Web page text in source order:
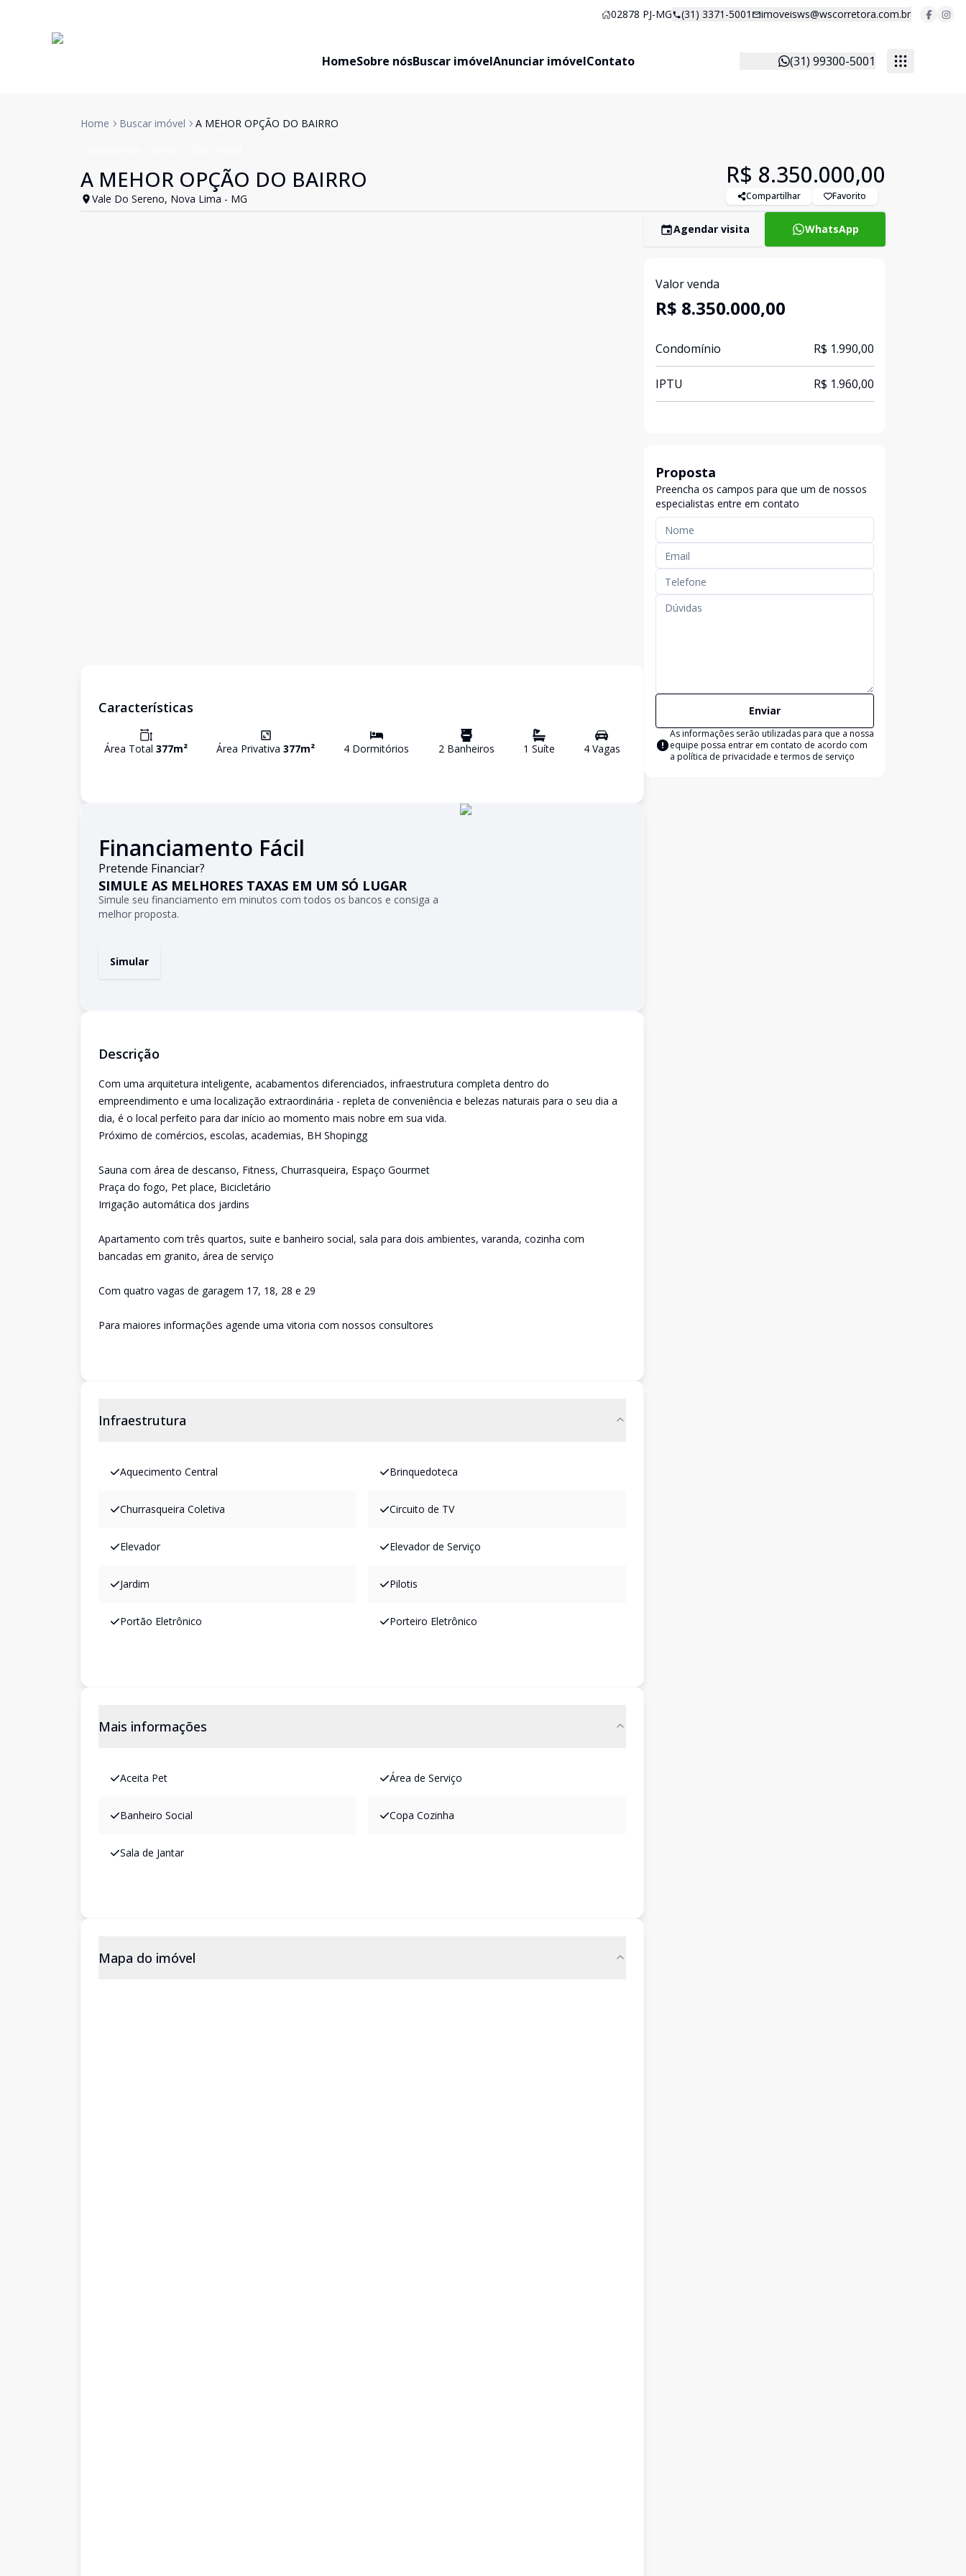
02878 PJ-MG (31) 3371-5001 imoveisws@wscorretora.com.br
HomeSobre nósBuscar imóvelAnunciar imóvelContato (31) 99300-5001
Home Buscar imóvel A MEHOR OPÇÃO DO BAIRRO
A MEHOR OPÇÃO DO BAIRRO
Vale Do Sereno, Nova Lima - MG
R$ 8.350.000,00
Compartilhar Favorito
Características
Área Total 377m² Área Privativa377m² 4 Dormitórios 2Banheiros 1 Suíte 4Vagas
Financiamento Fácil
Pretende Financiar?
SIMULE AS MELHORES TAXAS EM UM SÓ LUGAR
Simule seu financiamento em minutos com todos os bancos e consiga a
melhor proposta.
Simular
Descrição
Com uma arquitetura inteligente, acabamentos diferenciados, infraestrutura completa dentro do
empreendimento e uma localização extraordinária - repleta de conveniência e belezas naturais para o seu dia a
dia, é o local perfeito para dar início ao momento mais nobre em sua vida.
Próximo de comércios, escolas, academias, BH Shopingg
Sauna com área de descanso, Fitness, Churrasqueira, Espaço Gourmet
Praça do fogo, Pet place, Bicicletário
Irrigação automática dos jardins
Apartamento com três quartos, suite e banheiro social, sala para dois ambientes, varanda, cozinha com
bancadas em granito, área de serviço
Com quatro vagas de garagem 17, 18, 28 e 29
Para maiores informações agende uma vitoria com nossos consultores
Infraestrutura
Aquecimento Central Brinquedoteca
Churrasqueira Coletiva Circuito de TV
Elevador Elevador de Serviço
Jardim Pilotis
Portão Eletrônico Porteiro Eletrônico
Mais informações
Aceita Pet Área de Serviço
Banheiro Social Copa Cozinha
Sala de Jantar
Mapa do imóvel
Agendar visita WhatsApp
Valor venda
R$ 8.350.000,00
Condomínio R$ 1.990,00
IPTU R$ 1.960,00
Proposta
Preencha os campos para que um de nossos
especialistas entre em contato
Enviar
As informações serão utilizadas para que a nossa
equipe possa entrar em contato de acordo com
a política de privacidade e termos de serviço